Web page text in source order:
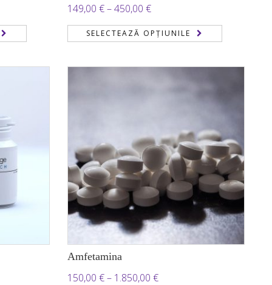
Evaluat
la3.22
din 5
149,00 € – 450,00 €Interval
de
prețuri:
SELECTEAZĂ OPȚIUNILE
Amfetamina
150,00 € – 1.850,00 €Interval